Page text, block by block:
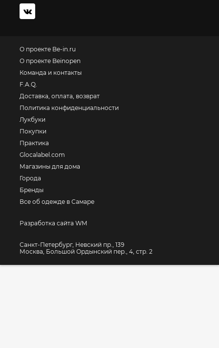
О проекте Be-in.ru
О проекте Beinopen
Команда и контакты
F.A.Q.
Доставка, оплата, возврат
Политика конфиденциальности
Лукбуки
Покупки
Практика
Glocalabel.com
Магазины для дома
Города
Бренды
Все об одежде в Самаре
Разработка сайта WM
Санкт-Петербург, Невский пр., 139
Москва, Большой Ордынский пер., 4, стр. 2